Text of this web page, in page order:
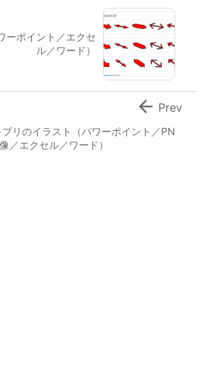
ーポイント／エクセ
ル／ワード）
ブリのイラスト（パワーポイント／PN
／エクセル／ワード）
 Prev